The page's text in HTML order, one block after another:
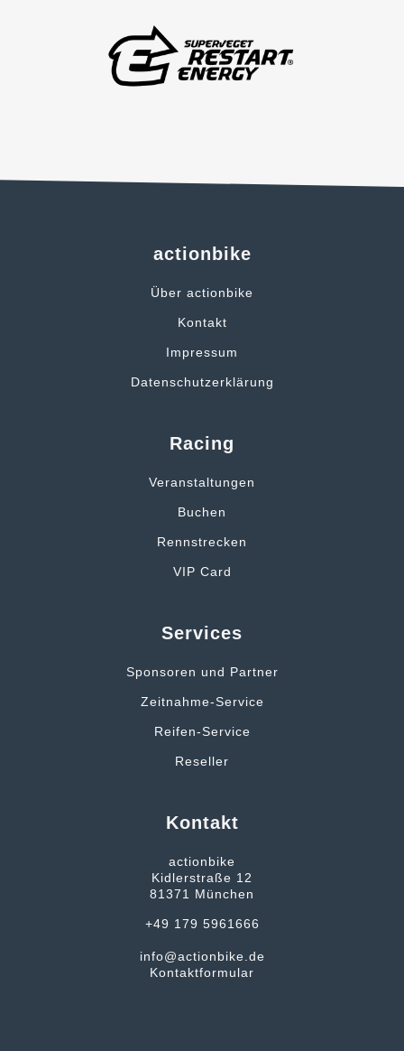
actionbike
Über actionbike
Kontakt
Impressum
Datenschutzerklärung
Racing
Veranstaltungen
Buchen
Rennstrecken
VIP Card
Services
Sponsoren und Partner
Zeitnahme-Service
Reifen-Service
Reseller
Kontakt
actionbike
Kidlerstraße 12
81371 München
+49 179 5961666
info@actionbike.de
Kontaktformular